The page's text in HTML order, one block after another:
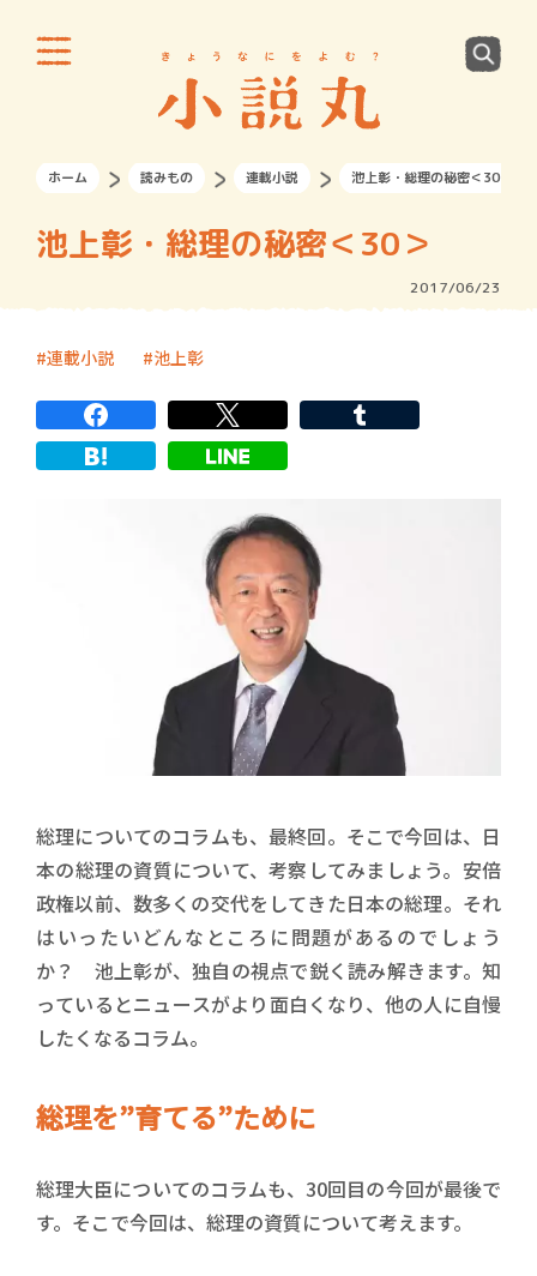
ホーム 読みもの 連載小説 池上彰・総理の秘密＜30＞
池上彰・総理の秘密＜30＞
2017/06/23
連載小説 池上彰
総理についてのコラムも、最終回。そこで今回は、日
本の総理の資質について、考察してみましょう。安倍
政権以前、数多くの交代をしてきた日本の総理。それ
はいったいどんなところに問題があるのでしょう
か？ 池上彰が、独自の視点で鋭く読み解きます。知
っているとニュースがより面白くなり、他の人に自慢
したくなるコラム。
総理を”育てる”ために
総理大臣についてのコラムも、30回目の今回が最後で
す。そこで今回は、総理の資質について考えます。